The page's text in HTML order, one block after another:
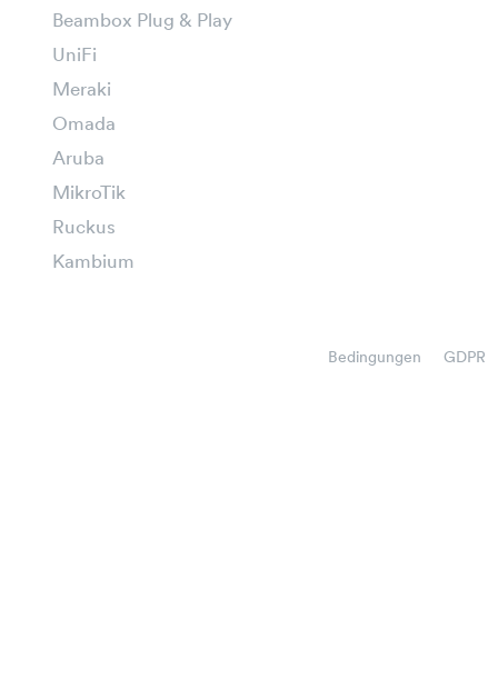
Beambox Plug & Play
UniFi
Meraki
Omada
Aruba
MikroTik
Ruckus
Kambium
Bedingungen GDPR